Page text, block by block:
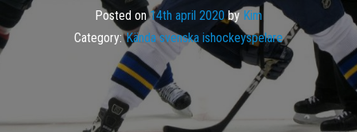
Posted on14th april 2020by Kim
Category: Kända svenska ishockeyspelare